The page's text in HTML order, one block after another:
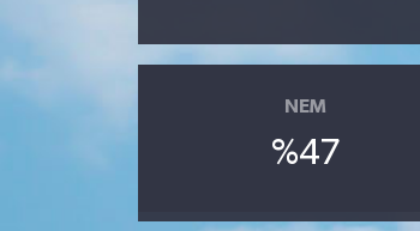
NEM
%47